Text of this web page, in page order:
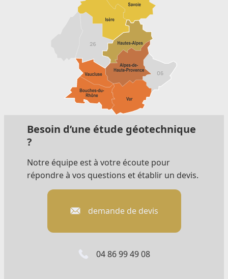
Besoin d’une étude géotechnique
?
Notre équipe est à votre écoute pour
répondre à vos questions et établir un devis.
demande de devis
04 86 99 49 08